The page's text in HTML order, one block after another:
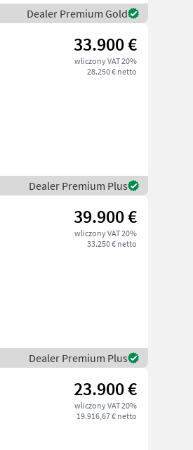
Dealer Premium Gold
33.900 €
wliczony VAT 20%
28.250 € netto
Dealer Premium Plus
39.900 €
wliczony VAT 20%
33.250 € netto
Dealer Premium Plus
23.900 €
wliczony VAT 20%
19.916,67 € netto